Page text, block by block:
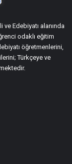
Edebiyatı alanında
odaklı eğitim
öğretmenlerini,
Türkçeye ve